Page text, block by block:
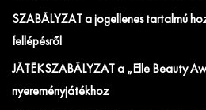
SZABÁLYZAT a jogellenes tartalmú
fellépésről
JÁTÉKSZABÁLYZAT a „Elle Beauty
nyereményjátékhoz